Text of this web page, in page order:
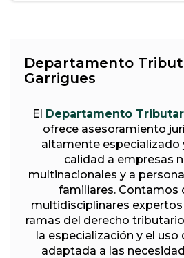
Departamento
Garrigues
El Departamento
ofrece asesoramiento
altamente especializado
calidad a empresas
multinacionales y a
familiares. Contamos
multidisciplinares
ramas del derecho
la especialización y el uso
adaptada a las